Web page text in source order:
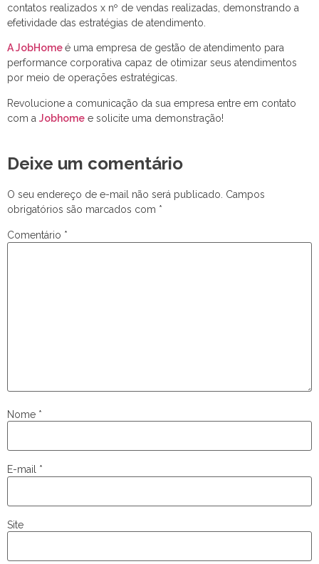
contatos realizados x nº de vendas realizadas, demonstrando a
efetividade das estratégias de atendimento.
A JobHomeé uma empresa de gestão de atendimento para
performance corporativa capaz de otimizar seus atendimentos
por meio de operações estratégicas.
Revolucione a comunicação da sua empresa entre em contato
com a Jobhome e solicite uma demonstração!
Deixe um comentário
O seu endereço de e-mail não será publicado. Campos
obrigatórios são marcados com *
Comentário *
Nome *
E-mail *
Site